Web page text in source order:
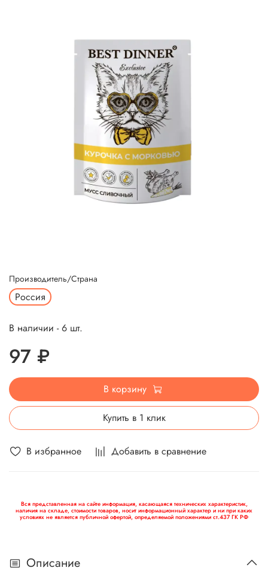
В избранное Добавить в сравнение
Производитель/Страна
Россия
В наличии - 6 шт.
97 ₽
В корзину
Купить в 1 клик
Вся представленная на сайте информация, касающаяся технических характеристик,
наличия на складе, стоимости товаров, носит информационный характер и ни при каких
условиях не является публичной офертой, определяемой положениями ст.437 ГК РФ
Описание